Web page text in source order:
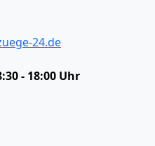
24.de
- 18:00 Uhr